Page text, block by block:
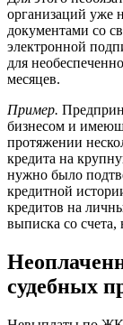
организаций уже
документами со
электронной
для
месяцев.
Пример.
бизнесом и
протяжении
кредита на
нужно было
кредитной
кредитов на
выписка со счета,
судебных